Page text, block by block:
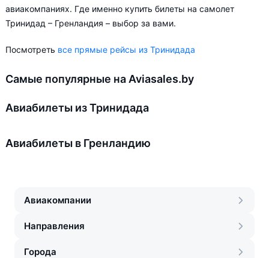
авиакомпаниях. Где именно купить билеты на самолет
Тринидад – Гренландия – выбор за вами.
Посмотреть все прямые рейсы из Тринидада
Самые популярные на Aviasales.by
Авиабилеты из Тринидада
Авиабилеты в Гренландию
Авиакомпании
Направления
Города